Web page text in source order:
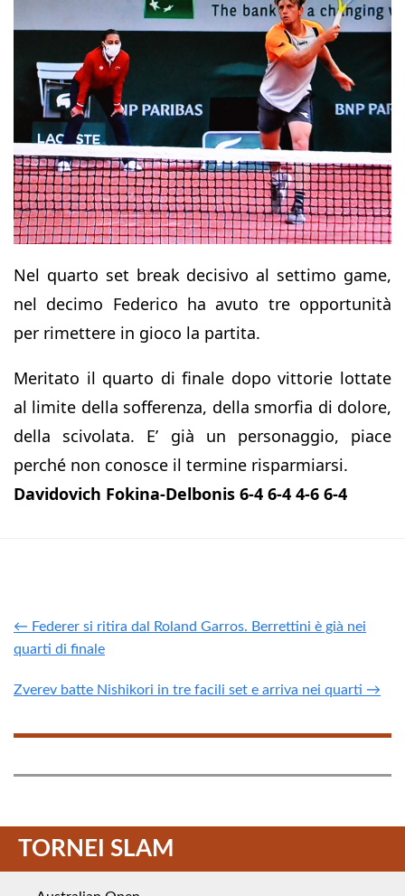
Nel quarto set break decisivo al settimo game,
nel decimo Federico ha avuto tre opportunità
per rimettere in gioco la partita.
Meritato il quarto di finale dopo vittorie lottate
al limite della sofferenza, della smorfia di dolore,
della scivolata. E’ già un personaggio, piace
perché non conosce il termine risparmiarsi.
Davidovich Fokina-Delbonis 6-4 6-4 4-6 6-4
← Federer si ritira dal Roland Garros. Berrettini è già nei
quarti di finale
Zverev batte Nishikori in tre facili set e arriva nei quarti →
TORNEI SLAM